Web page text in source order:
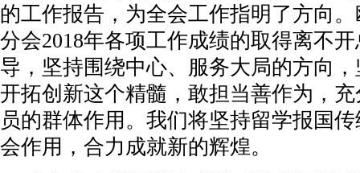
的工作报告，为全会工作指明了方向
分会2018年各项工作成绩的取得离不
导，坚持围绕中心、服务大局的方向
开拓创新这个精髓，敢担当善作为，
员的群体作用。我们将坚持留学报国
会作用，合力成就新的辉煌。